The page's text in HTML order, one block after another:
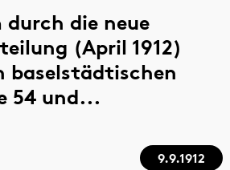
durch die neue
(April 1912)
baselstädtischen
54 und...
9.9.1912